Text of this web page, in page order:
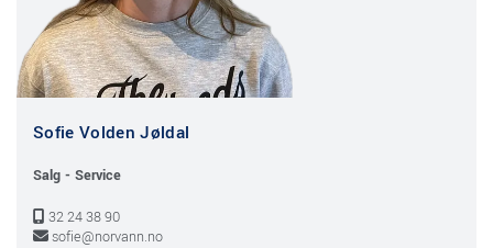
Sofie Volden Jøldal
Salg - Service
 32 24 38 90
 sofie@norvann.no